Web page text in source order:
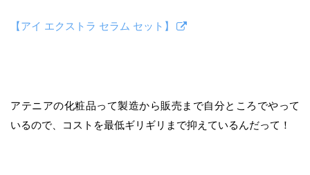
【アイ エクストラ セラム セット】
アテニアの化粧品って製造から販売まで自分ところでやって
いるので、コストを最低ギリギリまで抑えているんだって！